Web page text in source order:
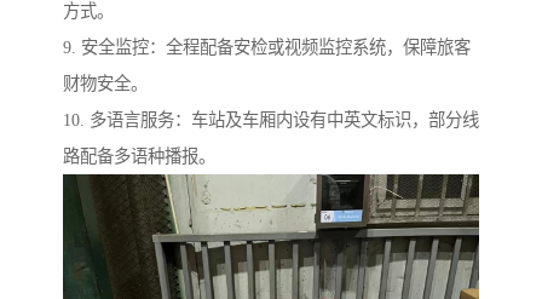
方式。
9. 安全监控：全程配备安检或视频监控系统，保障旅客
财物安全。
10. 多语言服务：车站及车厢内设有中英文标识，部分线
路配备多语种播报。